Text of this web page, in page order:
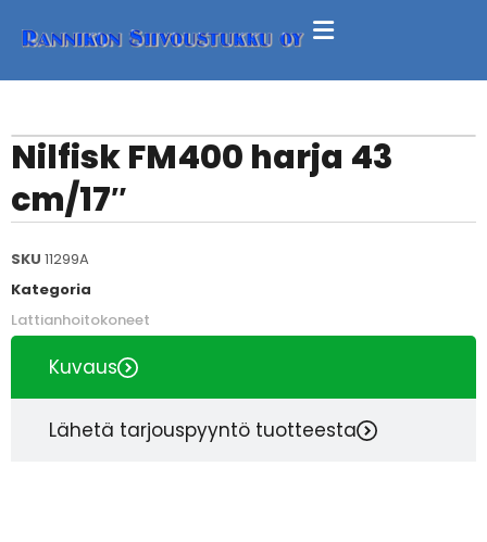
Nilfisk FM400 harja 43
cm/17″
SKU 11299A
Kategoria
Lattianhoitokoneet
Kuvaus
Lähetä tarjouspyyntö tuotteesta